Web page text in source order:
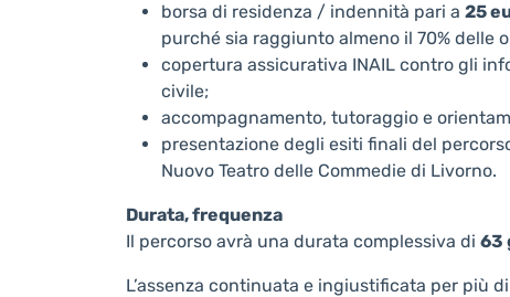
borsa di residenza / indennità pari a 25
purché sia raggiunto almeno il 70% delle
copertura assicurativa INAIL contro gli
civile;
accompagnamento, tutoraggio e
presentazione degli esiti finali del
Nuovo Teatro delle Commedie di Livorno.
Durata, frequenza
Il percorso avrà una durata complessiva di 63
L’assenza continuata e ingiustificata per più di